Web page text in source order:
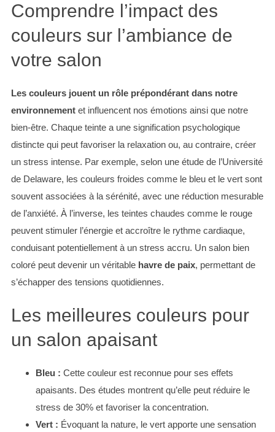
Comprendre l’impact des
couleurs sur l’ambiance de
votre salon
Les couleurs jouent un rôle prépondérant dans notre
environnementet influencent nos émotions ainsi que notre
bien-être. Chaque teinte a une signification psychologique
distincte qui peut favoriser la relaxation ou, au contraire, créer
un stress intense. Par exemple, selon une étude de l’Université
de Delaware, les couleurs froides comme le bleu et le vert sont
souvent associées à la sérénité, avec une réduction mesurable
de l’anxiété. À l’inverse, les teintes chaudes comme le rouge
peuvent stimuler l’énergie et accroître le rythme cardiaque,
conduisant potentiellement à un stress accru. Un salon bien
coloré peut devenir un véritable havre de paix, permettant de
s’échapper des tensions quotidiennes.
Les meilleures couleurs pour
un salon apaisant
Bleu : Cette couleur est reconnue pour ses effets
apaisants. Des études montrent qu’elle peut réduire le
stress de 30% et favoriser la concentration.
Vert : Évoquant la nature, le vert apporte une sensation